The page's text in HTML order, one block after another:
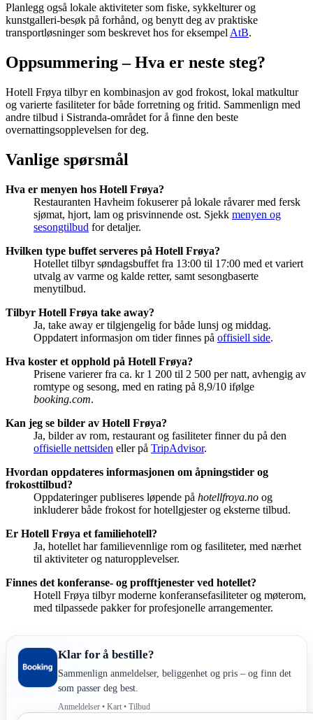
Planlegg også lokale aktiviteter som fiske, sykkelturer og
kunstgalleri-besøk på forhånd, og benytt deg av praktiske
transportløsninger som beskrevet hos for eksempel AtB.
Oppsummering – Hva er neste steg?
Hotell Frøya tilbyr en kombinasjon av god frokost, lokal matkultur
og varierte fasiliteter for både forretning og fritid. Sammenlign med
andre tilbud i Sistranda-området for å finne den beste
overnattingsopplevelsen for deg.
Vanlige spørsmål
Hva er menyen hos Hotell Frøya?
Restauranten Havheim fokuserer på lokale råvarer med fersk
sjømat, hjort, lam og prisvinnende ost. Sjekk menyen og
sesongtilbud for detaljer.
Hvilken type buffet serveres på Hotell Frøya?
Hotellet tilbyr søndagsbuffet fra 13:00 til 17:00 med et variert
utvalg av varme og kalde retter, samt sesongbaserte
menytilbud.
Tilbyr Hotell Frøya take away?
Ja, take away er tilgjengelig for både lunsj og middag.
Oppdatert informasjon om tider finnes på offisiell side.
Hva koster et opphold på Hotell Frøya?
Prisene varierer fra ca. kr 1 200 til 2 500 per natt, avhengig av
romtype og sesong, med en rating på 8,9/10 ifølge
booking.com.
Kan jeg se bilder av Hotell Frøya?
Ja, bilder av rom, restaurant og fasiliteter finner du på den
offisielle nettsiden eller på TripAdvisor.
Hvordan oppdateres informasjonen om åpningstider og
frokosttilbud?
Oppdateringer publiseres løpende på hotellfroya.no og
inkluderer både frokost for hotellgjester og eksterne tilbud.
Er Hotell Frøya et familiehotell?
Ja, hotellet har familievennlige rom og fasiliteter, med nærhet
til aktiviteter og naturopplevelser.
Finnes det konferanse- og profftjenester ved hotellet?
Hotell Frøya tilbyr moderne konferansefasiliteter og møterom,
med tilpassede pakker for profesjonelle arrangementer.
Klar for å bestille?
Sammenlign anmeldelser, beliggenhet og pris – og finn det
som passer deg best.
Anmeldelser • Kart • Tilbud